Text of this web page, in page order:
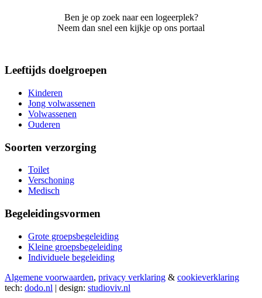
Ben je op zoek naar een logeerplek?
Neem dan snel een kijkje op ons portaal
Leeftijds doelgroepen
Kinderen
Jong volwassenen
Volwassenen
Ouderen
Soorten verzorging
Toilet
Verschoning
Medisch
Begeleidingsvormen
Grote groepsbegeleiding
Kleine groepsbegeleiding
Individuele begeleiding
Algemene voorwaarden, privacy verklaring & cookieverklaring
tech: dodo.nl | design: studioviv.nl